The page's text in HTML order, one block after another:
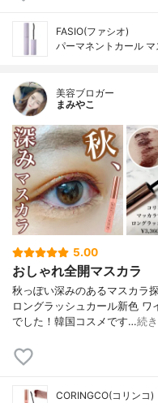
FASIO(ファシオ)
パーマネントカール マ
美容ブロガー
まみやこ
5.00
おしゃれ全開マスカラ
秋っぽい深みのあるマスカラ
ロングラッシュカール新色 ワ
でした！韓国コスメです⁡…続
CORINGCO(コリンコ)